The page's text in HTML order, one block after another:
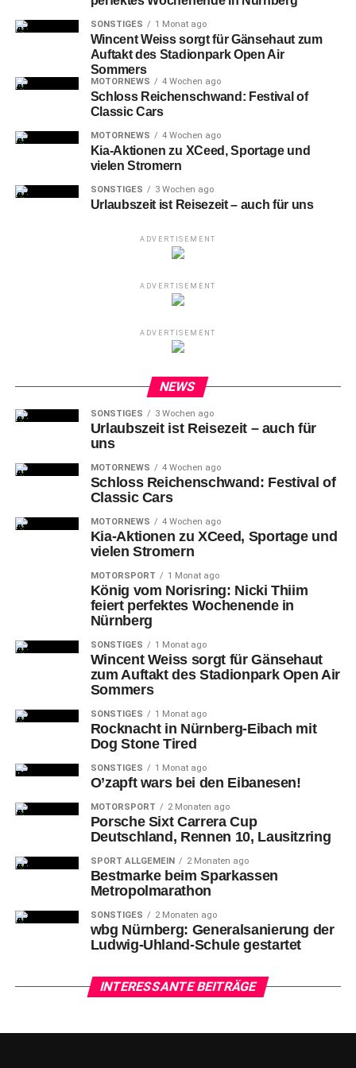
RELATED TOPICS:
AMT FÜR INTERNATIONALE BEZIEHUNGEN
DEUTSCHE SPIELE ARCHIV
FEMBO-HAUS
FERNMELDETURM
GLASGOW
GLASGOW WEEKEND
GRAND HOTEL NÜRNBERG
HAGGIS-ZEREMONIE
HANDWERKERHOF
KAISERBURG
KULTUR
KULTURZENTRUM KUNSTHALLE
KUNSTVILLA
METROPOLREGION NÜRNBERG
MUSEUM INDUSTRIEKULTUR
NÜRNBERG
ROBERT BURNS
SCHAUSPIELHAUS
SPIELZEUGMUSEUM
STAATSTHEATER NÜRNBERG
STADT NÜRNBERG
STADTBIBLIOTHEK
STÄDTEPARTNERSCHAFT
STADTMUSEUM
UMWELTREFERAT
UNTERHALTUNG
VOLKSBAD
WBG-NÜRNBERG WHISKY
Pelikane im Winterquartier
Nürnberg: Sperrung der Hochbahnbrücke auf der
SONSTIGES 1 Monat ago
Wincent Weiss sorgt für Gänsehaut zum
Auftakt des Stadionpark Open Air
Sommers
MOTORNEWS 4 Wochen ago
Schloss Reichenschwand: Festival of
Classic Cars
MOTORNEWS 4 Wochen ago
Kia-Aktionen zu XCeed, Sportage und
vielen Stromern
SONSTIGES 3 Wochen ago
Urlaubszeit ist Reisezeit – auch für uns
ADVERTISEMENT
ADVERTISEMENT
ADVERTISEMENT
NEWS
SONSTIGES 3 Wochen ago
Urlaubszeit ist Reisezeit – auch für
uns
MOTORNEWS 4 Wochen ago
Schloss Reichenschwand: Festival of
Classic Cars
MOTORNEWS 4 Wochen ago
Kia-Aktionen zu XCeed, Sportage und
vielen Stromern
MOTORSPORT 1 Monat ago
König vom Norisring: Nicki Thiim
feiert perfektes Wochenende in
Nürnberg
SONSTIGES 1 Monat ago
Wincent Weiss sorgt für Gänsehaut
zum Auftakt des Stadionpark Open Air
Sommers
SONSTIGES 1 Monat ago
Rocknacht in Nürnberg-Eibach mit
Dog Stone Tired
SONSTIGES 1 Monat ago
O’zapft wars bei den Eibanesen!
MOTORSPORT 2 Monaten ago
Porsche Sixt Carrera Cup
Deutschland, Rennen 10, Lausitzring
SPORT ALLGEMEIN 2 Monaten ago
Bestmarke beim Sparkassen
Metropolmarathon
SONSTIGES 2 Monaten ago
wbg Nürnberg: Generalsanierung der
Ludwig-Uhland-Schule gestartet
INTERESSANTE BEITRÄGE